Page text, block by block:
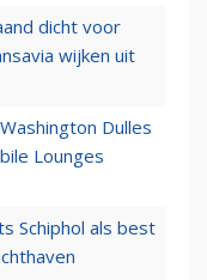
dicht voor
wijken uit
Dulles
Lounges
Schiphol als best